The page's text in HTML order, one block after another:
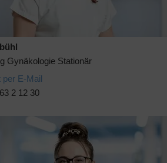
Gynäkologie Stationär
per E-Mail
2 12 30